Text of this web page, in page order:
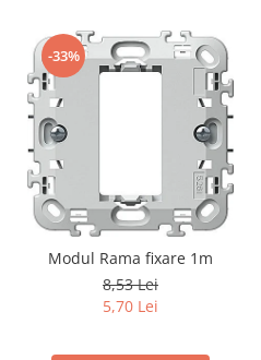
-33%
Modul Rama fixare 1m
8,53 Lei
5,70 Lei